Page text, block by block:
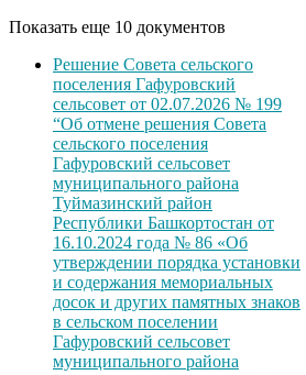
Показать еще 10 документов
Решение Совета сельского
поселения Гафуровский
сельсовет от 02.07.2026 № 199
“Об отмене решения Совета
сельского поселения
Гафуровский сельсовет
муниципального района
Туймазинский район
Республики Башкортостан от
16.10.2024 года № 86 «Об
утверждении порядка установки
и содержания мемориальных
досок и других памятных знаков
в сельском поселении
Гафуровский сельсовет
муниципального района